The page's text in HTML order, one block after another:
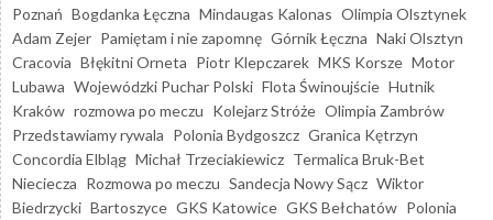
Poznań Bogdanka Łęczna Mindaugas Kalonas Olimpia Olsztynek
Adam Zejer Pamiętam i nie zapomnę Górnik Łęczna Naki Olsztyn
Cracovia Błękitni Orneta Piotr Klepczarek MKS Korsze Motor
Lubawa Wojewódzki Puchar Polski Flota Świnoujście Hutnik
Kraków rozmowa po meczu Kolejarz Stróże Olimpia Zambrów
Przedstawiamy rywala Polonia Bydgoszcz Granica Kętrzyn
Concordia Elbląg Michał Trzeciakiewicz Termalica Bruk-Bet
Nieciecza Rozmowa po meczu Sandecja Nowy Sącz Wiktor
Biedrzycki Bartoszyce GKS Katowice GKS Bełchatów Polonia